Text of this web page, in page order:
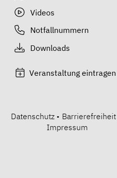
Videos
Notfallnummern
Downloads
Veranstaltung eintragen
Datenschutz • Barrierefreiheit
Impressum